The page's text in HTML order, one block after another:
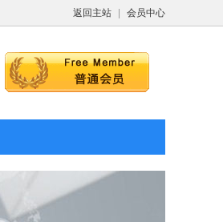
返回主站 会员中心